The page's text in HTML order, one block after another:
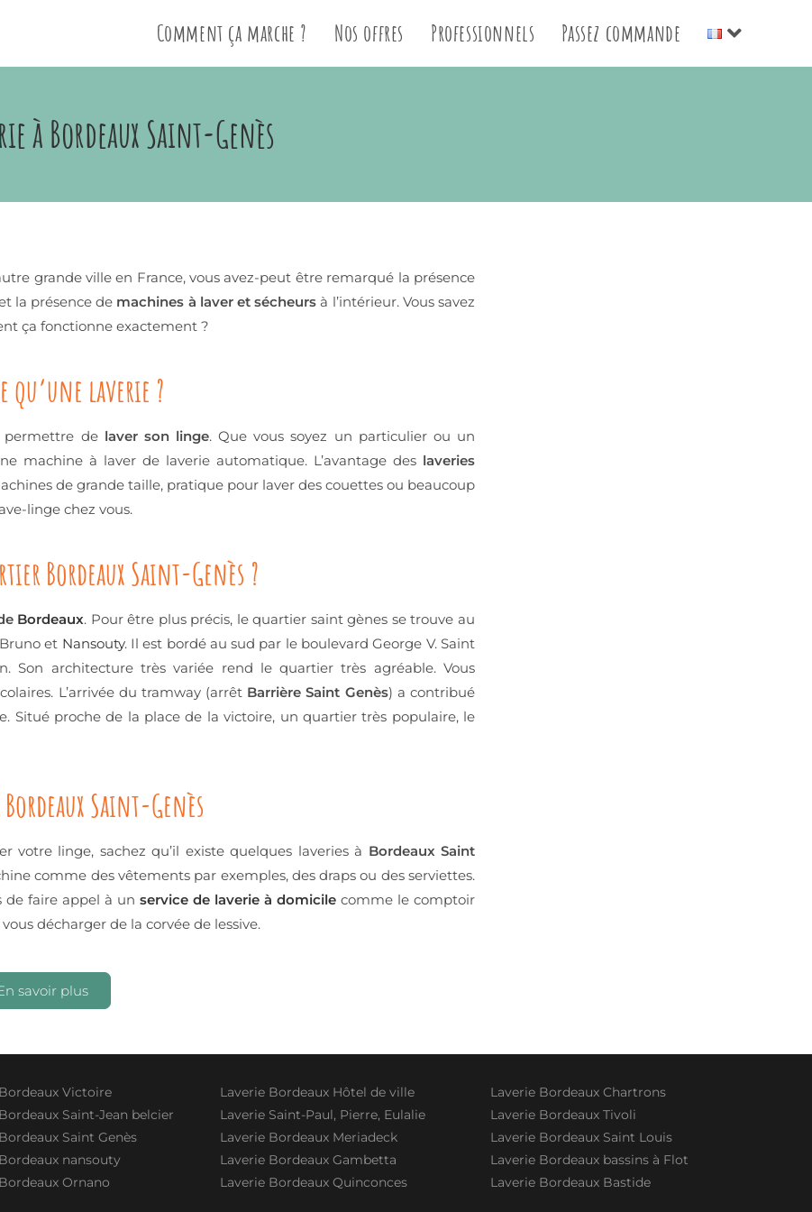
Comment ça marche ? Nos offres Professionnels Passez commande
à Bordeaux Saint-Genès
grande ville en France, vous avez-peut être remarqué la présence
la présence de machines à laver et sécheurs à l’intérieur. Vous savez
ça fonctionne exactement ?
qu’une laverie ?
permettre de laver son linge. Que vous soyez un particulier ou un
machine à laver de laverie automatique. L’avantage des laveries
de grande taille, pratique pour laver des couettes ou beaucoup
linge chez vous.
Bordeaux Saint-Genès ?
Bordeaux. Pour être plus précis, le quartier saint gènes se trouve au
et Nansouty. Il est bordé au sud par le boulevard George V. Saint
Son architecture très variée rend le quartier très agréable. Vous
L’arrivée du tramway (arrêt Barrière Saint Genès) a contribué
Situé proche de la place de la victoire, un quartier très populaire, le
Saint-Genès
votre linge, sachez qu’il existe quelques laveries à Bordeaux Saint
comme des vêtements par exemples, des draps ou des serviettes.
de faire appel à un service de laverie à domicile comme le comptoir
décharger de la corvée de lessive.
savoir plus
Victoire
Saint-Jean belcier
Saint Genès
nansouty
Ornano
Laverie Bordeaux Hôtel de ville
Laverie Saint-Paul, Pierre, Eulalie
Laverie Bordeaux Meriadeck
Laverie Bordeaux Gambetta
Laverie Bordeaux Quinconces
Laverie Bordeaux Chartrons
Laverie Bordeaux Tivoli
Laverie Bordeaux Saint Louis
Laverie Bordeaux bassins à Flot
Laverie Bordeaux Bastide